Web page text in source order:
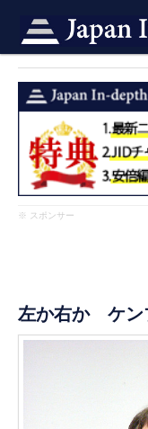
※ スポンサー
左か右か ケン